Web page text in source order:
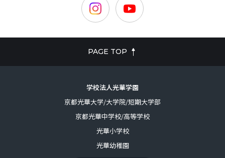
PAGE TOP
学校法人光華学園
京都光華大学/大学院/短期大学部
京都光華中学校/高等学校
光華小学校
光華幼稚園